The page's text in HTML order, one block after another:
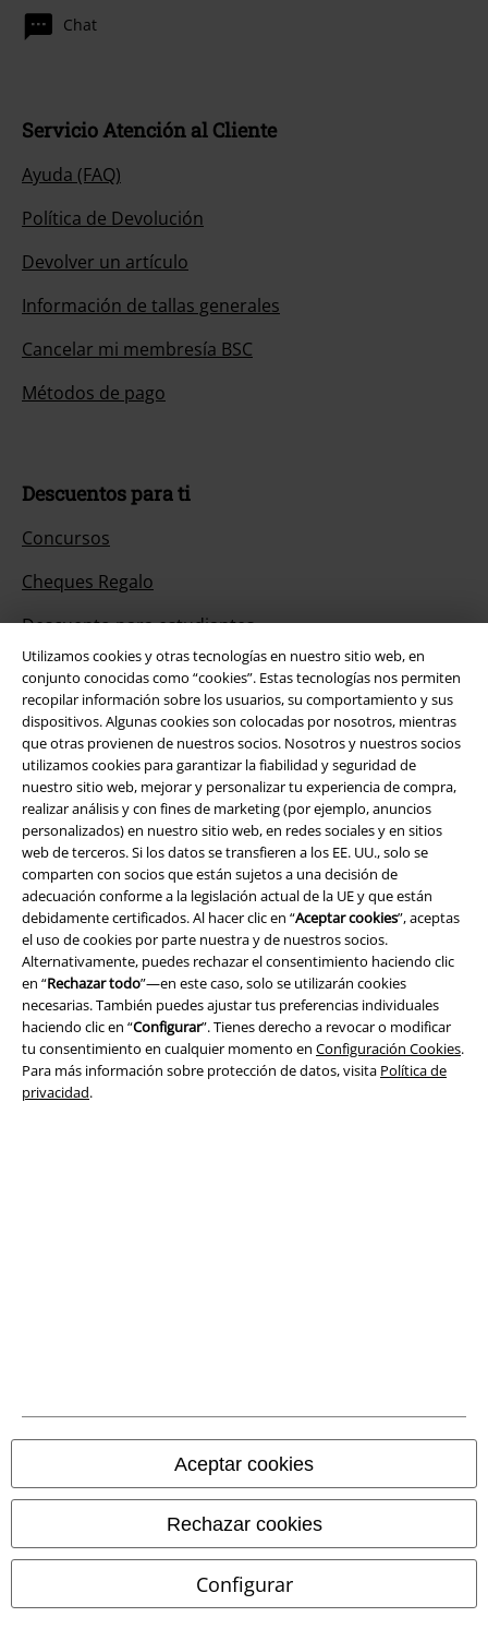
Utilizamos cookies y otras tecnologías en nuestro sitio web, en
conjunto conocidas como “cookies”. Estas tecnologías nos permiten
recopilar información sobre los usuarios, su comportamiento y sus
dispositivos. Algunas cookies son colocadas por nosotros, mientras
que otras provienen de nuestros socios. Nosotros y nuestros socios
utilizamos cookies para garantizar la fiabilidad y seguridad de
nuestro sitio web, mejorar y personalizar tu experiencia de compra,
realizar análisis y con fines de marketing (por ejemplo, anuncios
personalizados) en nuestro sitio web, en redes sociales y en sitios
web de terceros. Si los datos se transfieren a los EE. UU., solo se
comparten con socios que están sujetos a una decisión de
adecuación conforme a la legislación actual de la UE y que están
debidamente certificados. Al hacer clic en “Aceptar cookies”, aceptas
el uso de cookies por parte nuestra y de nuestros socios.
Alternativamente, puedes rechazar el consentimiento haciendo clic
en “Rechazar todo”—en este caso, solo se utilizarán cookies
necesarias. También puedes ajustar tus preferencias individuales
haciendo clic en “Configurar”. Tienes derecho a revocar o modificar
tu consentimiento en cualquier momento en Configuración Cookies.
Para más información sobre protección de datos, visita Política de
privacidad.
Aceptar cookies
Rechazar cookies
Configurar
Chat
Servicio Atención al Cliente
Ayuda (FAQ)
Política de Devolución
Devolver un artículo
Información de tallas generales
Cancelar mi membresía BSC
Métodos de pago
Descuentos para ti
Concursos
Cheques Regalo
Descuento para estudiantes
EMP Backstage Club
Sobre EMP
EMP Eventos
Programa de Afiliados
Sostenibilidad
bancaria por
Contrareembolso